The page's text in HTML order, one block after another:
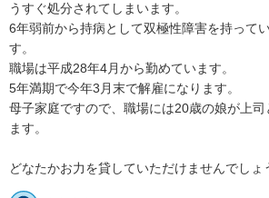
うすぐ処分されてしまいます。
6年弱前から持病として双極性障害を持って
す。
職場は平成28年4月から勤めています。
5年満期で今年3月末で解雇になります。
母子家庭ですので、職場には20歳の娘が上
ます。
どなたかお力を貸していただけませんでしょ